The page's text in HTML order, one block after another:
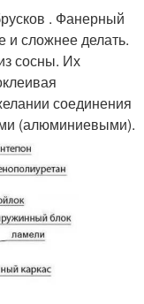
. Фанерный
и сложнее делать.
сосны. Их
соединения
(алюминиевыми).